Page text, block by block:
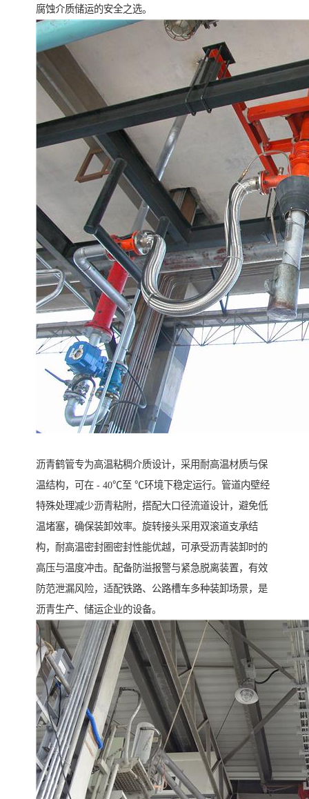
腐蚀介质储运的安全之选。
沥青鹤管专为高温粘稠介质设计，采用耐高温材质与保
温结构，可在 - 40℃至 ℃环境下稳定运行。管道内壁经
特殊处理减少沥青粘附，搭配大口径流道设计，避免低
温堵塞，确保装卸效率。旋转接头采用双滚道支承结
构，耐高温密封圈密封性能优越，可承受沥青装卸时的
高压与温度冲击。配备防溢报警与紧急脱离装置，有效
防范泄漏风险，适配铁路、公路槽车多种装卸场景，是
沥青生产、储运企业的设备。